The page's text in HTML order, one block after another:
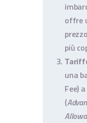
offre
più
una
Fee)
(